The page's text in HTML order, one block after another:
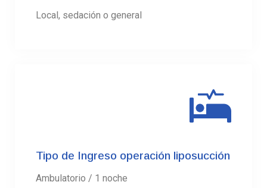
Local, sedación o general
Tipo de Ingreso operación liposucción
Ambulatorio / 1 noche